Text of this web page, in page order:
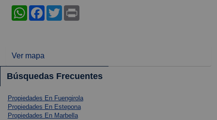
WhatsAppFacebook
Twitter
Ver mapa
Búsquedas Frecuentes
Propiedades En Fuengirola
Propiedades En Estepona
Propiedades En Marbella